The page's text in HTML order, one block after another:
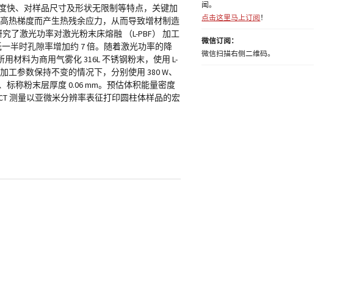
快、对样品尺寸及形状无限制等特点，关键加
热梯度而产生热残余应力，从而导致增材制造
了激光功率对激光粉末床熔融 （L-PBF） 加工
半时孔隙率增加约 7 倍。随着激光功率的降
材料为商用气雾化 316L 不锈钢粉末，使用 L-
工参数保持不变的情况下，分别使用 380 W、
标称粉末层厚度 0.06 mm。预估体积能量密度
测量以亚微米分辨率表征打印圆柱体样品的宏
闻。
点击这里马上订阅 ！
微信订阅：
微信扫描右侧二维码。